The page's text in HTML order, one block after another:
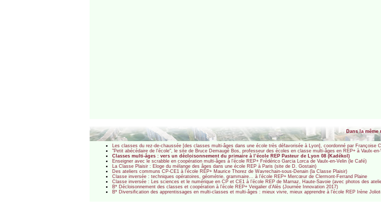
Dans la même
Les classes du rez-de-chaussée [des classes multi-âges dans une école très défavorisée à Lyon], coordonné par Françoise
"Petit abécédaire de l’école", le site de Bruce Demaugé Bos, professeur des écoles en classe multi-âges en REP+ à Vaulx-
Classes multi-âges : vers un décloisonnement du primaire à l’école REP Pasteur de Lyon 08 (Kadékol)
Enseigner avec le scrabble en coopération multi-âges à l’école REP+ Frédérico Garcia Lorca de Vaulx-en-Velin (le Café)
La Classe Plaisir : Eloge du mélange des âges dans une école REP à Paris (site de D. Gostain)
Des ateliers communs CP-CE1 à l’école REP+ Maurice Thorez de Wavrechain-sous-Denain (la Classe Plaisir)
Classe inversée : techniques opératoires, géométrie, grammaire... à l’école REP+ Mercœur de Clermont-Ferrand Plaine
Classe inversée : Les sciences et le numérique en CP et CE1 à l’école REP de Marnaz, Haute-Savoie (avec photos des
B* Décloisonnement des classes et coopération à l’école REP+ Veigalier d’Alès (Journée Innovation 2017)
B* Diversification des apprentissages en multi-classes et multi-âges : mieux vivre, mieux apprendre à l’école REP Irène